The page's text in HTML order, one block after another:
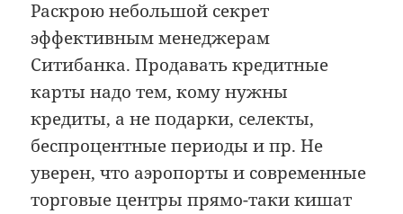
Раскрою небольшой секрет
эффективным менеджерам
Ситибанка. Продавать кредитные
карты надо тем, кому нужны
кредиты, а не подарки, селекты,
беспроцентные периоды и пр. Не
уверен, что аэропорты и современные
торговые центры прямо-таки кишат